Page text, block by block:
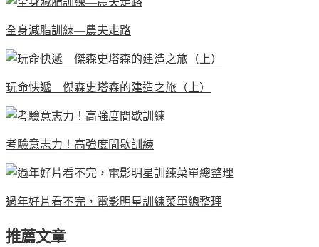
全身減脂訓練—農夫走路
玩命快遞 傑森史塔森的建造之旅（上）
考驗意志力！高強度間歇訓練
過年好片看不完，電影明星訓練菜單總整理
推薦文章